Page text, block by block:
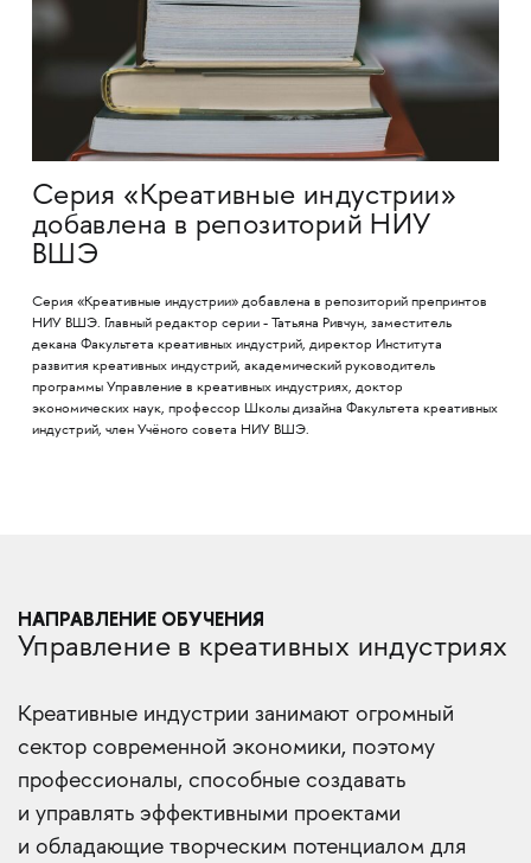
Серия «Креативные индустрии»
добавлена в репозиторий НИУ
ВШЭ
Cерия «Креативные индустрии» добавлена в репозиторий препринтов
НИУ ВШЭ. Главный редактор серии - Татьяна Ривчун, заместитель
декана Факультета креативных индустрий, директор Института
развития креативных индустрий, академический руководитель
программы Управление в креативных индустриях, доктор
экономических наук, профессор Школы дизайна Факультета креативных
индустрий, член Учёного совета НИУ ВШЭ.
НАПРАВЛЕНИЕ ОБУЧЕНИЯ
Управление в креативных индустриях
Креативные индустрии занимают огромный
сектор современной экономики, поэтому
профессионалы, способные создавать
и управлять эффективными проектами
и обладающие творческим потенциалом для